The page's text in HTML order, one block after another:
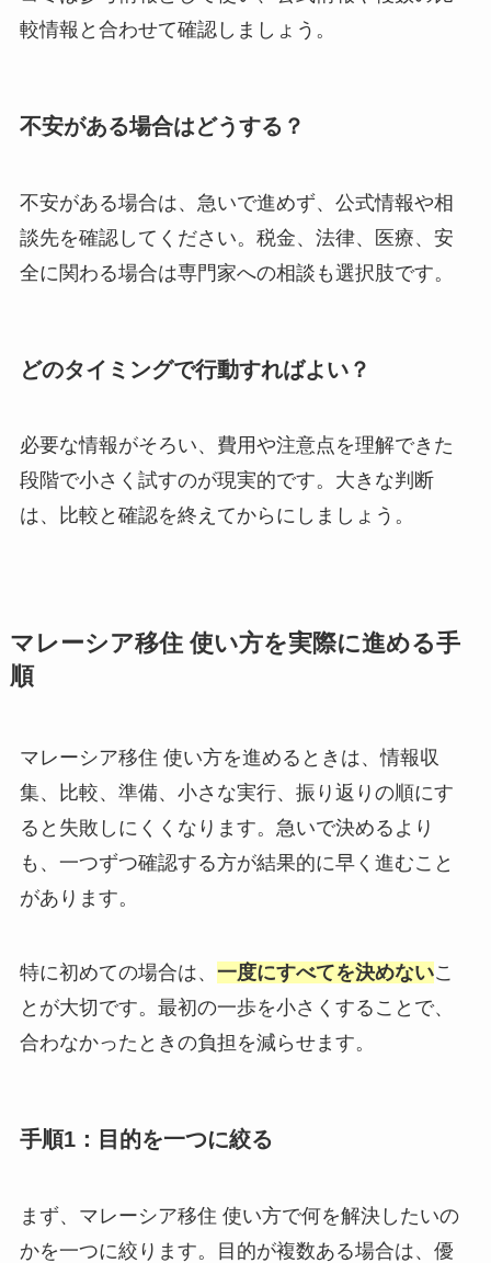
較情報と合わせて確認しましょう。
不安がある場合はどうする？
不安がある場合は、急いで進めず、公式情報や相
談先を確認してください。税金、法律、医療、安
全に関わる場合は専門家への相談も選択肢です。
どのタイミングで行動すればよい？
必要な情報がそろい、費用や注意点を理解できた
段階で小さく試すのが現実的です。大きな判断
は、比較と確認を終えてからにしましょう。
マレーシア移住 使い方を実際に進める手
順
マレーシア移住 使い方を進めるときは、情報収
集、比較、準備、小さな実行、振り返りの順にす
ると失敗しにくくなります。急いで決めるより
も、一つずつ確認する方が結果的に早く進むこと
があります。
特に初めての場合は、 一度にすべてを決めないこ
とが大切です。最初の一歩を小さくすることで、
合わなかったときの負担を減らせます。
手順1：目的を一つに絞る
まず、マレーシア移住 使い方で何を解決したいの
かを一つに絞ります。目的が複数ある場合は、優